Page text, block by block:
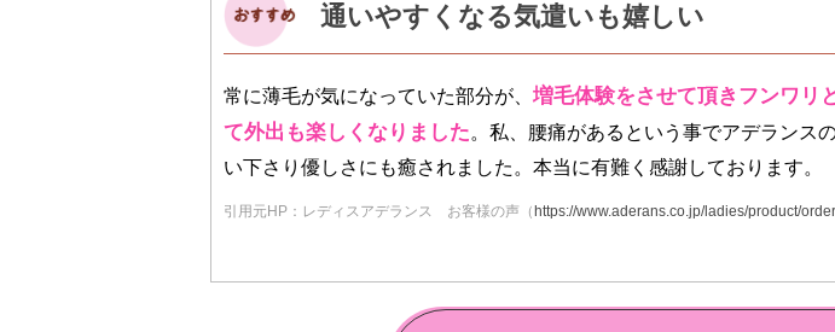
通いやすくなる気遣いも嬉しい
常に薄毛が気になっていた部分が、 増毛体験をさせて頂きフンワリ
て外出も楽しくなりました。私、腰痛があるという事でアデランス
い下さり優しさにも癒されました。本当に有難く感謝しております。
引用元HP：レディスアデランス お客様の声（ https://www.aderans.co.jp/ladies/product/